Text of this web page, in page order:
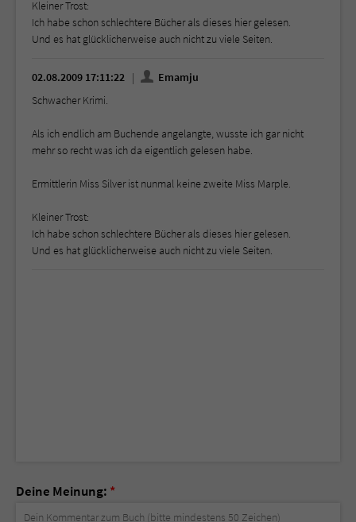
Kleiner Trost:
Ich habe schon schlechtere Bücher als dieses hier gelesen.
Und es hat glücklicherweise auch nicht zu viele Seiten.
02.08.2009 17:11:22
Emamju
Schwacher Krimi.
Als ich endlich am Buchende angelangte, wusste ich gar nicht
mehr so recht was ich da eigentlich gelesen habe.
Ermittlerin Miss Silver ist nunmal keine zweite Miss Marple.
Kleiner Trost:
Ich habe schon schlechtere Bücher als dieses hier gelesen.
Und es hat glücklicherweise auch nicht zu viele Seiten.
Deine Meinung: *